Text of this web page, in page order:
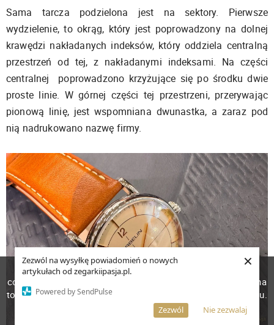
Zezwól na wysyłkę powiadomień o nowych
artykułach od zegarkiipasja.pl.
Powered by SendPulse
Nie zezwalaj
Zezwól
×
Sama tarcza podzielona jest na sektory. Pierwsze
wydzielenie, to okrąg, który jest poprowadzony na dolnej
krawędzi nakładanych indeksów, który oddziela centralną
przestrzeń od tej, z nakładanymi indeksami. Na części
centralnej poprowadzono krzyżujące się po środku dwie
proste linie. W górnej części tej przestrzeni, przerywając
pionową linię, jest wspomniana dwunastka, a zaraz pod
nią nadrukowano nazwę firmy.
W celu poprawienia jakości usług korzystamy z plików
cookies. Pozostanie na stronie oznacza, iż wyrażasz zgodę na
to, że pliki cookies będą przechowywane w Twoim urządzeniu.
Więcej informacji